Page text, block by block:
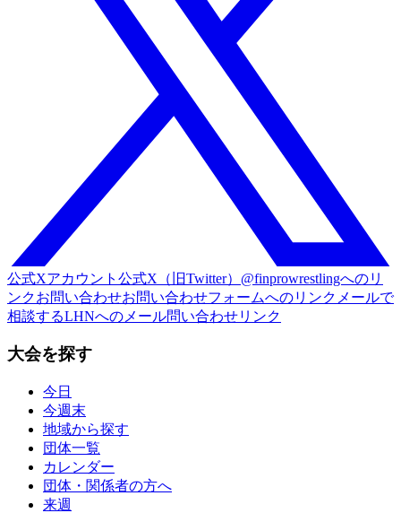
公式Xアカウント 公式X（旧Twitter）@finprowrestlingへのリ
ンクお問い合わせお問い合わせフォームへのリンク メールで
相談するLHNへのメール問い合わせリンク
大会を探す
今日
今週末
地域から探す
団体一覧
カレンダー
団体・関係者の方へ
来週